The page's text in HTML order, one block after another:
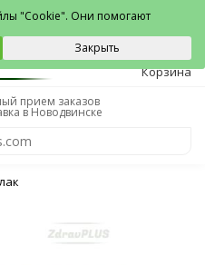
0
Корзина
прием заказов
в Новодвинске
"Cookie". Они помогают
Закрыть